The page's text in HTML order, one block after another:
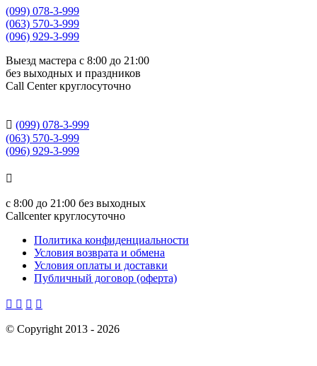
(099) 078-3-999
(063) 570-3-999
(096) 929-3-999
Выезд мастера с 8:00 до 21:00
без выходных и праздников
Сall Сenter круглосуточно
 (099) 078-3-999
(063) 570-3-999
(096) 929-3-999

с 8:00 до 21:00 без выходных
Callcenter круглосуточно
Политика конфиденциальности
Условия возврата и обмена
Условия оплаты и доставки
Публичный договор (оферта)
   
© Copyright 2013 - 2026